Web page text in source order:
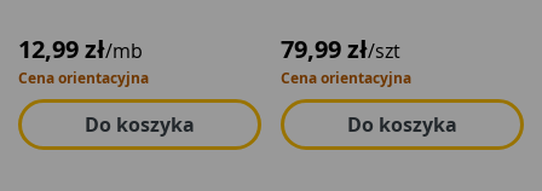
12,99 zł/mb
Cena orientacyjna
Do koszyka
79,99 zł/szt
Cena orientacyjna
Do koszyka